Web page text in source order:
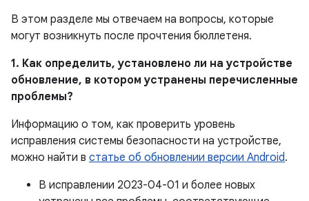
В этом разделе мы отвечаем на вопросы, которые
могут возникнуть после прочтения бюллетеня.
1. Как определить, установлено ли на устройстве
обновление, в котором устранены перечисленные
проблемы?
Информацию о том, как проверить уровень
исправления системы безопасности на устройстве,
можно найти в статье об обновлении версии Android.
В исправлении 2023-04-01 и более новых